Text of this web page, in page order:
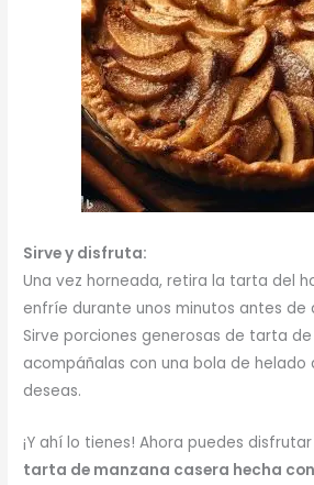
Sirve y disfruta:
Una vez horneada, retira la tarta del
enfríe durante unos minutos antes de
Sirve porciones generosas de tarta
acompáñalas con una bola de helado
deseas.
¡Y ahí lo tienes! Ahora puedes
tarta de manzana casera hecha